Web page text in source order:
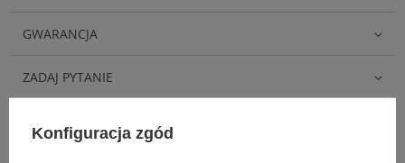
GWARANCJA
ZADAJ PYTANIE
Konfiguracja zgód